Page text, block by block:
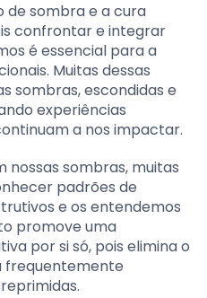
de sombra e a cura
confrontar e integrar
é essencial para a
Muitas dessas
sombras, escondidas e
experiências
a nos impactar.
sombras, muitas
padrões de
e os entendemos
promove uma
por si só, pois elimina o
frequentemente